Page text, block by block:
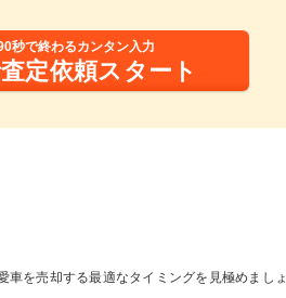
秒で終わるカンタン入力
定依頼スタート
を売却する最適なタイミングを見極めましょ